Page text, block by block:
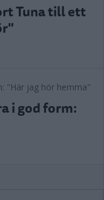
Tuna till ett
i god form: